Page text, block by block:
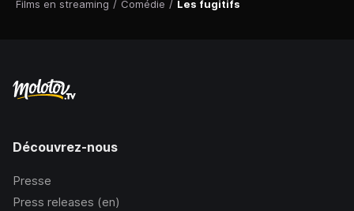
Films en streaming / Comédie / Les fugitifs
Découvrez-nous
Presse
Press releases (en)